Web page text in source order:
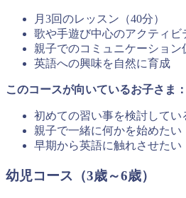
月3回のレッスン（40分）
歌や手遊び中心のアクティビ
親子でのコミュニケーション
英語への興味を自然に育成
このコースが向いているお子さま：
初めての習い事を検討してい
親子で一緒に何かを始めたい
早期から英語に触れさせたい
幼児コース（3歳～6歳）